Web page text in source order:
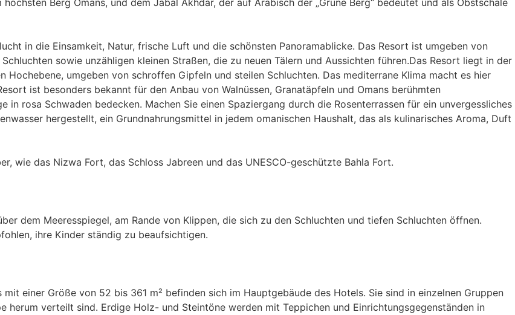
Berg Omans, und dem Jabal Akhdar, der auf Arabisch der „Grüne Berg“ bedeutet und als Obstschale
in die Einsamkeit, Natur, frische Luft und die schönsten Panoramablicke. Das Resort ist umgeben von
sowie unzähligen kleinen Straßen, die zu neuen Tälern und Aussichten führen.Das Resort liegt in der
Hochebene, umgeben von schroffen Gipfeln und steilen Schluchten. Das mediterrane Klima macht es hier
ist besonders bekannt für den Anbau von Walnüssen, Granatäpfeln und Omans berühmten
in rosa Schwaden bedecken. Machen Sie einen Spaziergang durch die Rosenterrassen für ein unvergessliches
hergestellt, ein Grundnahrungsmittel in jedem omanischen Haushalt, das als kulinarisches Aroma, Duft
wie das Nizwa Fort, das Schloss Jabreen und das UNESCO-geschützte Bahla Fort.
dem Meeresspiegel, am Rande von Klippen, die sich zu den Schluchten und tiefen Schluchten öffnen.
ihre Kinder ständig zu beaufsichtigen.
einer Größe von 52 bis 361 m² befinden sich im Hauptgebäude des Hotels. Sie sind in einzelnen Gruppen
verteilt sind. Erdige Holz- und Steintöne werden mit Teppichen und Einrichtungsgegenständen in